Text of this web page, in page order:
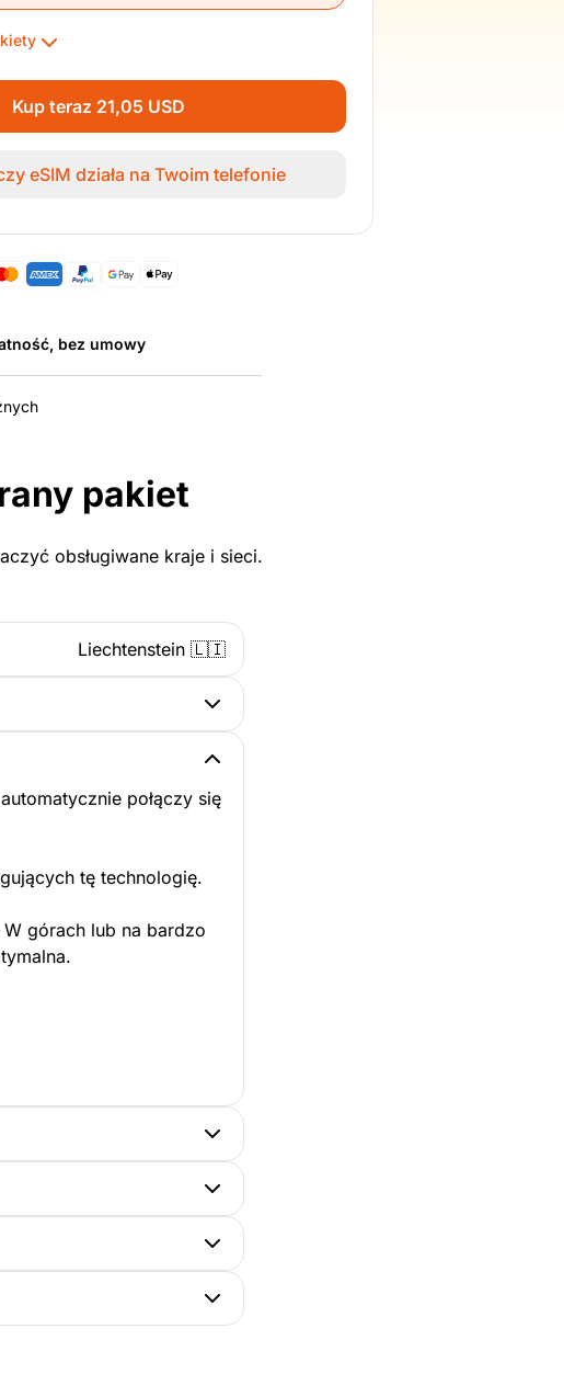
Kup teraz 21,05 USD
eSIM działa na Twoim telefonie
bez umowy
pakiet
obsługiwane kraje i sieci.
Liechtenstein 🇱🇮
połączy się
tę technologię.
górach lub na bardzo